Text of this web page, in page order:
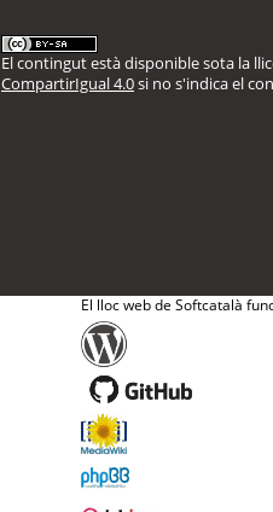
El contingut està disponible sota la
CompartirIgual 4.0si no s'indica el
El lloc web de Softcatalà